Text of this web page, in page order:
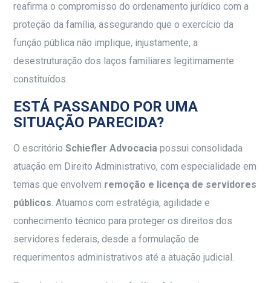
reafirma o compromisso do ordenamento jurídico com a
proteção da família, assegurando que o exercício da
função pública não implique, injustamente, a
desestruturação dos laços familiares legitimamente
constituídos.
ESTÁ PASSANDO POR UMA
SITUAÇÃO PARECIDA?
O escritórioSchiefler Advocacia possui consolidada
atuação em Direito Administrativo, com especialidade em
temas que envolvem remoção e licença de servidores
públicos. Atuamos com estratégia, agilidade e
conhecimento técnico para proteger os direitos dos
servidores federais, desde a formulação de
requerimentos administrativos até a atuação judicial.